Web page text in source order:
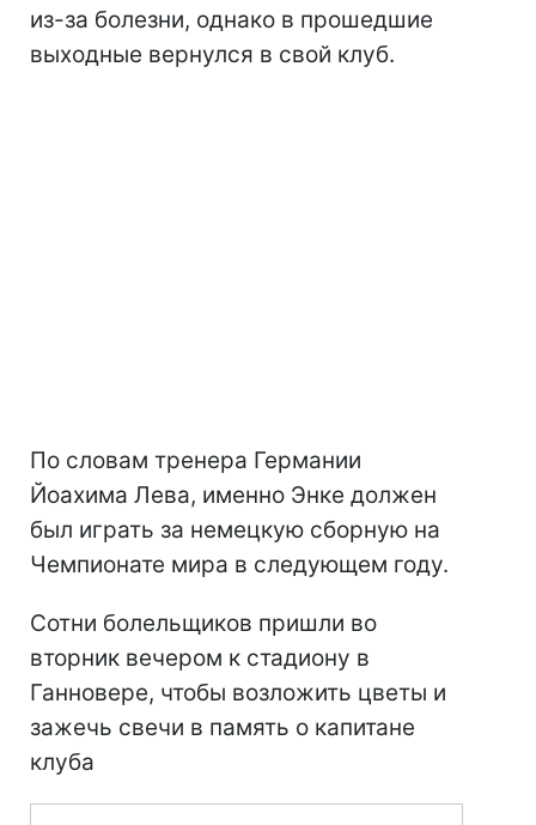
из-за болезни, однако в прошедшие
выходные вернулся в свой клуб.
По словам тренера Германии
Йоахима Лева, именно Энке должен
был играть за немецкую сборную на
Чемпионате мира в следующем году.
Сотни болельщиков пришли во
вторник вечером к стадиону в
Ганновере, чтобы возложить цветы и
зажечь свечи в память о капитане
клуба